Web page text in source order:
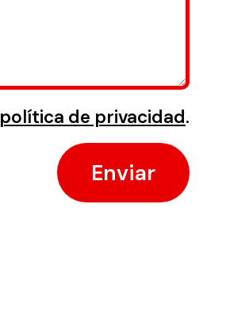
política de privacidad.